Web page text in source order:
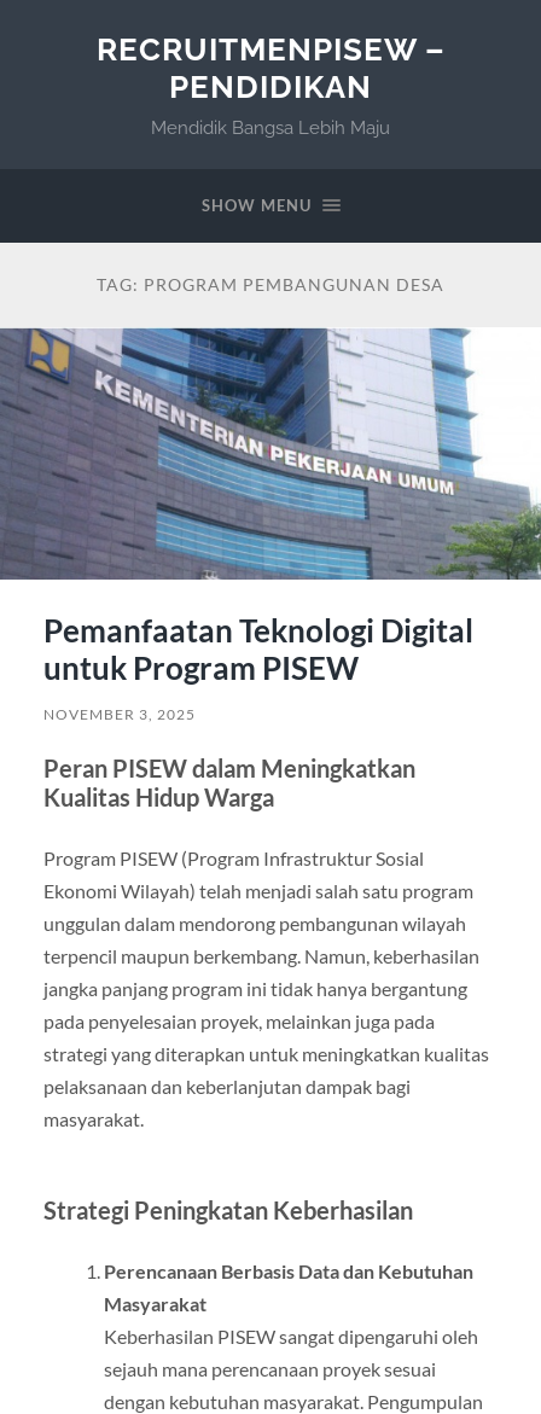
RECRUITMENPISEW –
PENDIDIKAN
Mendidik Bangsa Lebih Maju
SHOW MENU
TAG: PROGRAM PEMBANGUNAN DESA
Pemanfaatan Teknologi Digital
untuk Program PISEW
NOVEMBER 3, 2025
Peran PISEW dalam Meningkatkan
Kualitas Hidup Warga
Program PISEW (Program Infrastruktur Sosial
Ekonomi Wilayah) telah menjadi salah satu program
unggulan dalam mendorong pembangunan wilayah
terpencil maupun berkembang. Namun, keberhasilan
jangka panjang program ini tidak hanya bergantung
pada penyelesaian proyek, melainkan juga pada
strategi yang diterapkan untuk meningkatkan kualitas
pelaksanaan dan keberlanjutan dampak bagi
masyarakat.
Strategi Peningkatan Keberhasilan
Perencanaan Berbasis Data dan Kebutuhan
Masyarakat
Keberhasilan PISEW sangat dipengaruhi oleh
sejauh mana perencanaan proyek sesuai
dengan kebutuhan masyarakat. Pengumpulan